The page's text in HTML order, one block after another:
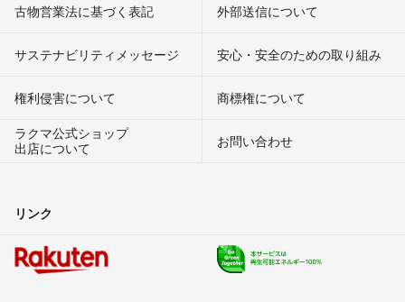
古物営業法に基づく表記 外部送信について
サステナビリティメッセージ 安心・安全のための取り組み
権利侵害について
商標権について
ラクマ公式ショップ
出店について
お問い合わせ
リンク